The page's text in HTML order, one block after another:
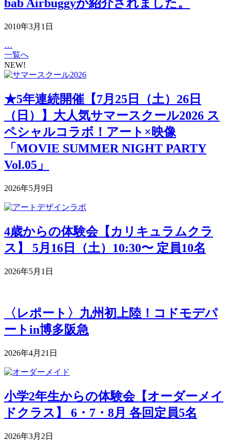
bab Airbuggyが紹介されました。
2010年3月1日
…
一覧へ
NEW!
★5年連続開催【7月25日（土）26日
（日）】大人気サマースクール2026 ス
ペシャルコラボ！アート×映像
「MOVIE SUMMER NIGHT PARTY
Vol.05」
2026年5月9日
4歳からの体験会【カリキュラムクラ
ス】 5月16日（土）10:30〜 定員10名
2026年5月1日
〈レポート〉九州初上陸！コドモデパ
ートin博多阪急
2026年4月21日
小学2年生からの体験会【オーダーメイ
ドクラス】 6・7・8月 各回定員5名
2026年3月2日